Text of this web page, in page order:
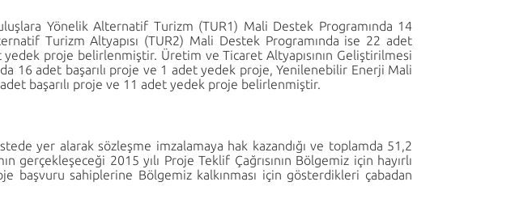
Yönelik Alternatif Turizm (TUR1) Mali Destek Programında 14
Turizm Altyapısı (TUR2) Mali Destek Programında ise 22 adet
yedek proje belirlenmiştir. Üretim ve Ticaret Altyapısının Geliştirilmesi
16 adet başarılı proje ve 1 adet yedek proje, Yenilenebilir Enerji Mali
başarılı proje ve 11 adet yedek proje belirlenmiştir.
yer alarak sözleşme imzalamaya hak kazandığı ve toplamda 51,2
gerçekleşeceği 2015 yılı Proje Teklif Çağrısının Bölgemiz için hayırlı
başvuru sahiplerine Bölgemiz kalkınması için gösterdikleri çabadan